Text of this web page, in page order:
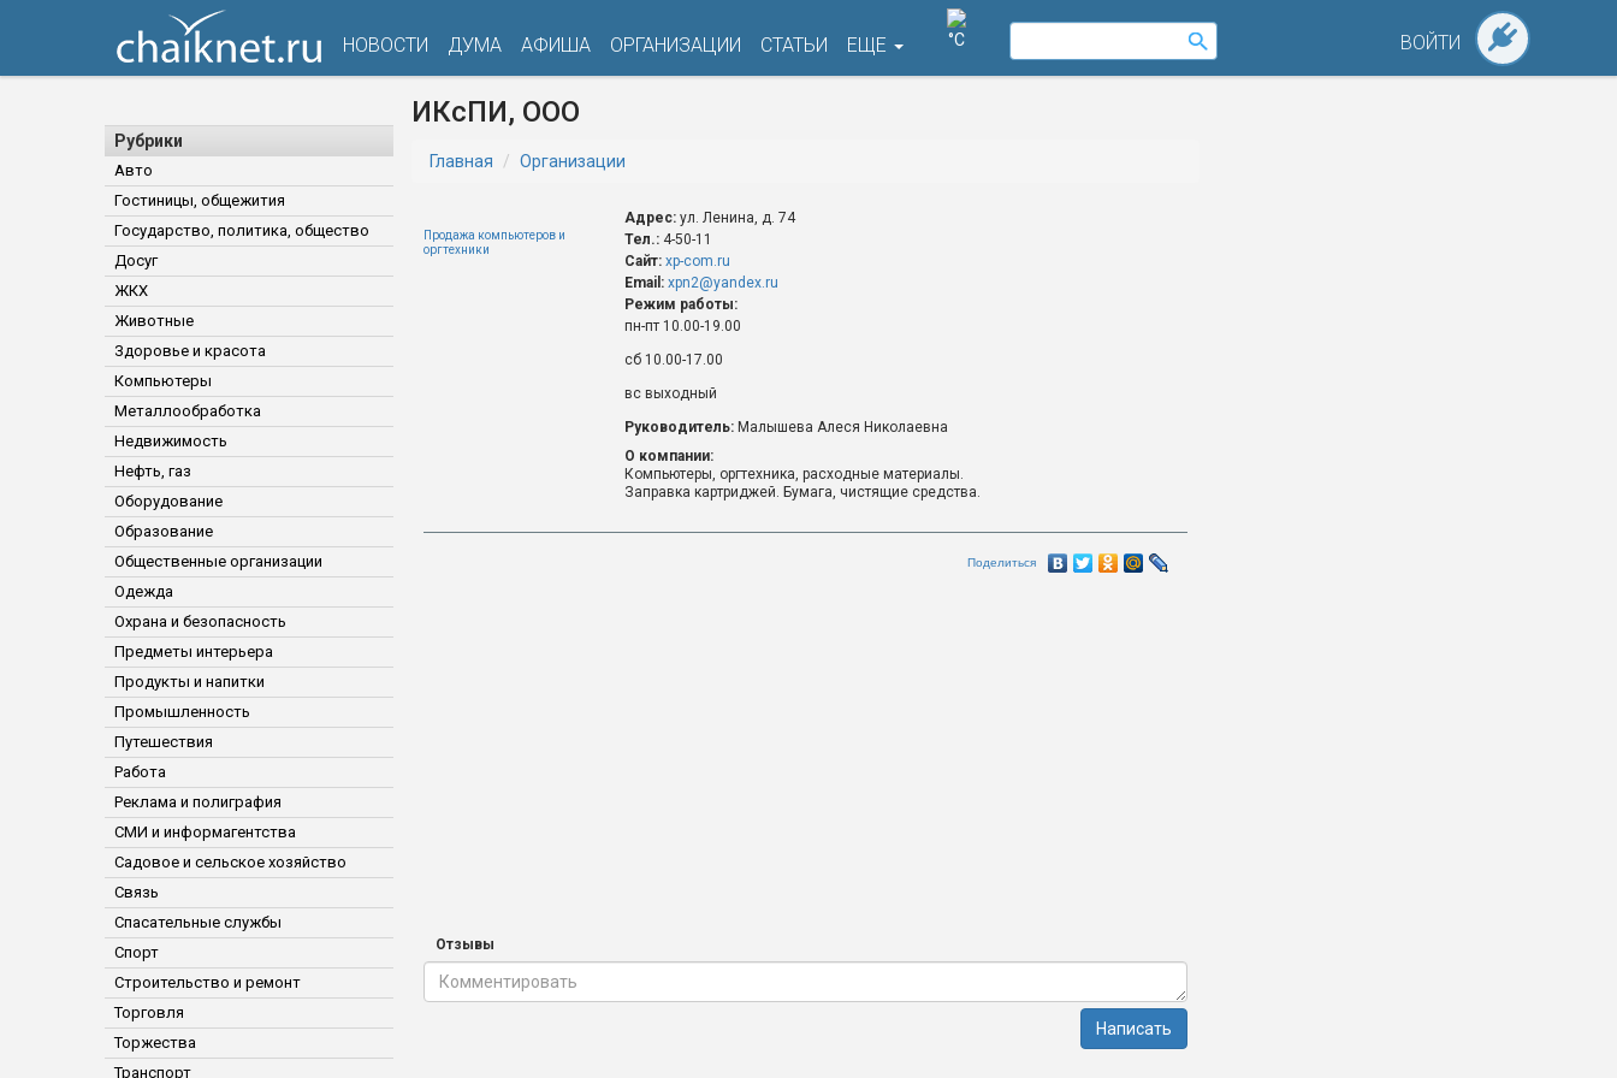
НОВОСТИ ДУМА АФИША ОРГАНИЗАЦИИ СТАТЬИ ЕЩЕ °C ВОЙТИ
Рубрики
Авто
Гостиницы, общежития
Государство, политика, общество
Досуг
ЖКХ
Животные
Здоровье и красота
Компьютеры
Металлообработка
Недвижимость
Нефть, газ
Оборудование
Образование
Общественные организации
Одежда
Охрана и безопасность
Предметы интерьера
Продукты и напитки
Промышленность
Путешествия
Работа
Реклама и полиграфия
СМИ и информагентства
Садовое и сельское хозяйство
Связь
Спасательные службы
Спорт
Строительство и ремонт
Торговля
Торжества
Транспорт
ИКсПИ, ООО
Главная Организации
Продажа компьютеров и
оргтехники
Адрес: ул. Ленина, д. 74
Тел.: 4-50-11
Сайт: xp-com.ru
Email: xpn2@yandex.ru
Режим работы:
пн-пт 10.00-19.00
сб 10.00-17.00
вс выходный
Руководитель: Малышева Алеся Николаевна
О компании:
Компьютеры, оргтехника, расходные материалы.
Заправка картриджей. Бумага, чистящие средства.
Поделиться
Отзывы
Написать